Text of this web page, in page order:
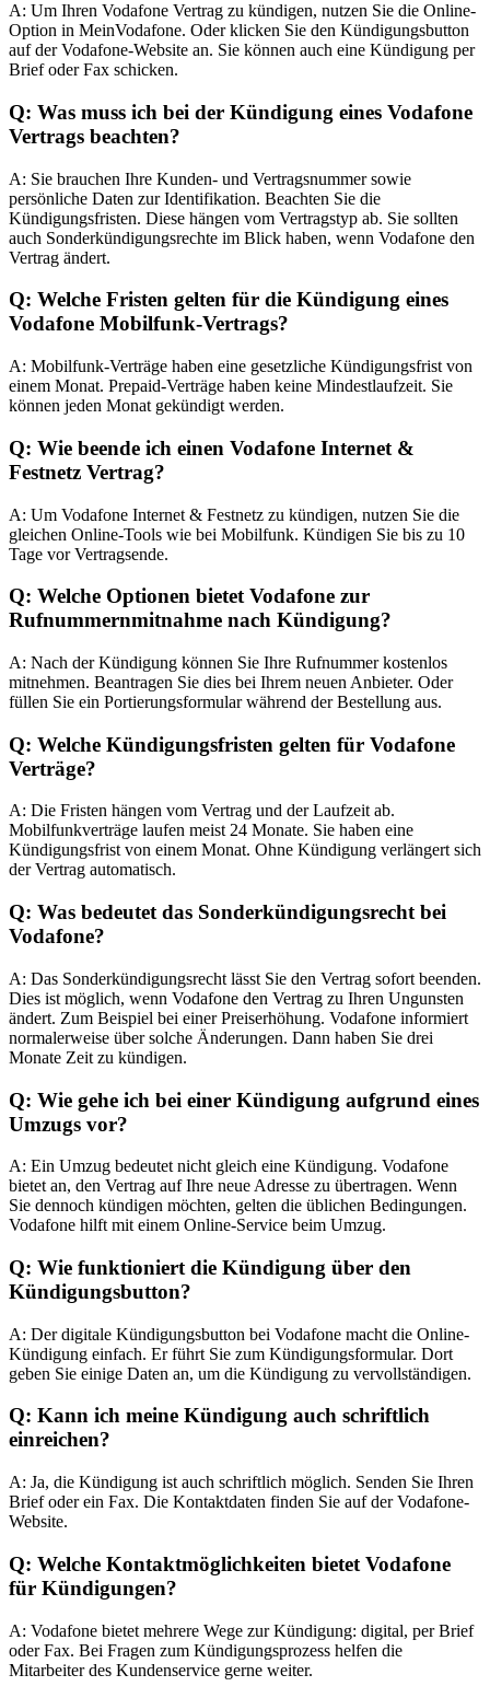
A: Um Ihren Vodafone Vertrag zu kündigen, nutzen Sie die Online-
Option in MeinVodafone. Oder klicken Sie den Kündigungsbutton
auf der Vodafone-Website an. Sie können auch eine Kündigung per
Brief oder Fax schicken.
Q: Was muss ich bei der Kündigung eines Vodafone
Vertrags beachten?
A: Sie brauchen Ihre Kunden- und Vertragsnummer sowie
persönliche Daten zur Identifikation. Beachten Sie die
Kündigungsfristen. Diese hängen vom Vertragstyp ab. Sie sollten
auch Sonderkündigungsrechte im Blick haben, wenn Vodafone den
Vertrag ändert.
Q: Welche Fristen gelten für die Kündigung eines
Vodafone Mobilfunk-Vertrags?
A: Mobilfunk-Verträge haben eine gesetzliche Kündigungsfrist von
einem Monat. Prepaid-Verträge haben keine Mindestlaufzeit. Sie
können jeden Monat gekündigt werden.
Q: Wie beende ich einen Vodafone Internet &
Festnetz Vertrag?
A: Um Vodafone Internet & Festnetz zu kündigen, nutzen Sie die
gleichen Online-Tools wie bei Mobilfunk. Kündigen Sie bis zu 10
Tage vor Vertragsende.
Q: Welche Optionen bietet Vodafone zur
Rufnummernmitnahme nach Kündigung?
A: Nach der Kündigung können Sie Ihre Rufnummer kostenlos
mitnehmen. Beantragen Sie dies bei Ihrem neuen Anbieter. Oder
füllen Sie ein Portierungsformular während der Bestellung aus.
Q: Welche Kündigungsfristen gelten für Vodafone
Verträge?
A: Die Fristen hängen vom Vertrag und der Laufzeit ab.
Mobilfunkverträge laufen meist 24 Monate. Sie haben eine
Kündigungsfrist von einem Monat. Ohne Kündigung verlängert sich
der Vertrag automatisch.
Q: Was bedeutet das Sonderkündigungsrecht bei
Vodafone?
A: Das Sonderkündigungsrecht lässt Sie den Vertrag sofort beenden.
Dies ist möglich, wenn Vodafone den Vertrag zu Ihren Ungunsten
ändert. Zum Beispiel bei einer Preiserhöhung. Vodafone informiert
normalerweise über solche Änderungen. Dann haben Sie drei
Monate Zeit zu kündigen.
Q: Wie gehe ich bei einer Kündigung aufgrund eines
Umzugs vor?
A: Ein Umzug bedeutet nicht gleich eine Kündigung. Vodafone
bietet an, den Vertrag auf Ihre neue Adresse zu übertragen. Wenn
Sie dennoch kündigen möchten, gelten die üblichen Bedingungen.
Vodafone hilft mit einem Online-Service beim Umzug.
Q: Wie funktioniert die Kündigung über den
Kündigungsbutton?
A: Der digitale Kündigungsbutton bei Vodafone macht die Online-
Kündigung einfach. Er führt Sie zum Kündigungsformular. Dort
geben Sie einige Daten an, um die Kündigung zu vervollständigen.
Q: Kann ich meine Kündigung auch schriftlich
einreichen?
A: Ja, die Kündigung ist auch schriftlich möglich. Senden Sie Ihren
Brief oder ein Fax. Die Kontaktdaten finden Sie auf der Vodafone-
Website.
Q: Welche Kontaktmöglichkeiten bietet Vodafone
für Kündigungen?
A: Vodafone bietet mehrere Wege zur Kündigung: digital, per Brief
oder Fax. Bei Fragen zum Kündigungsprozess helfen die
Mitarbeiter des Kundenservice gerne weiter.